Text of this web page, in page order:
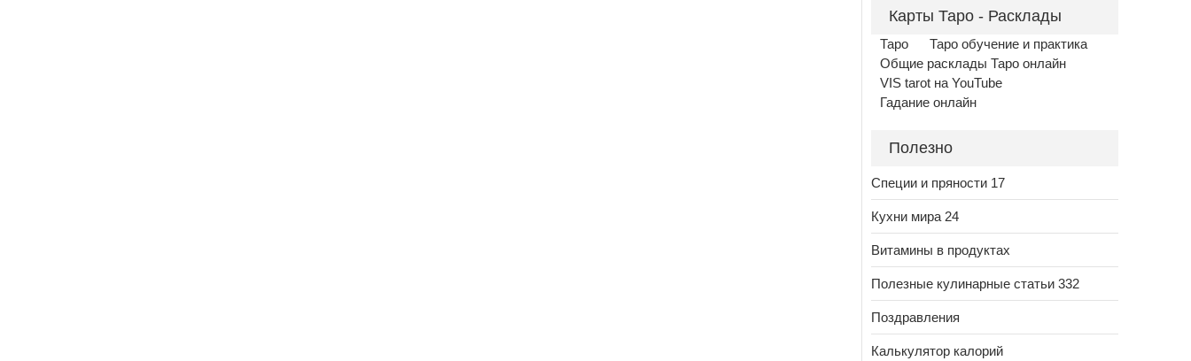
Карты Таро - Расклады
Таро
Таро обучение и практика
Общие расклады Таро онлайн
VIS tarot на YouTube
Гадание онлайн
Полезно
Специи и пряности 17
Кухни мира 24
Витамины в продуктах
Полезные кулинарные статьи 332
Поздравления
Калькулятор калорий